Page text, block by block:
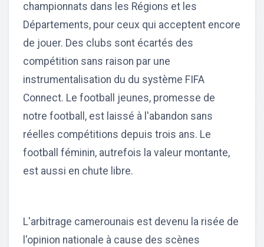
championnats dans les Régions et les
Départements, pour ceux qui acceptent encore
de jouer. Des clubs sont écartés des
compétition sans raison par une
instrumentalisation du du système FIFA
Connect. Le football jeunes, promesse de
notre football, est laissé à l'abandon sans
réelles compétitions depuis trois ans. Le
football féminin, autrefois la valeur montante,
est aussi en chute libre.
L'arbitrage camerounais est devenu la risée de
l'opinion nationale à cause des scènes